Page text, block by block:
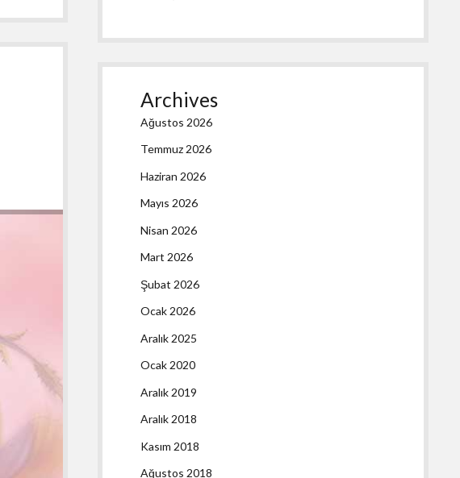
Archives
Ağustos 2026
Temmuz 2026
Haziran 2026
Mayıs 2026
Nisan 2026
Mart 2026
Şubat 2026
Ocak 2026
Aralık 2025
Ocak 2020
Aralık 2019
Aralık 2018
Kasım 2018
Ağustos 2018